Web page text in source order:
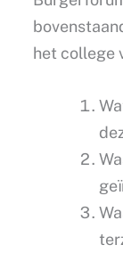
het college